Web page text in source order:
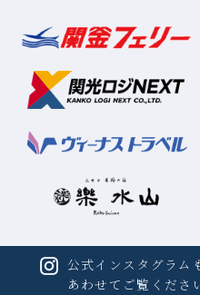
舞鶴
フェリーターミナル
舞鶴港（前島埠頭）
京都府舞鶴市字浜 2025
旅客
0570-
公式インスタグラム
あわせてご覧くださ